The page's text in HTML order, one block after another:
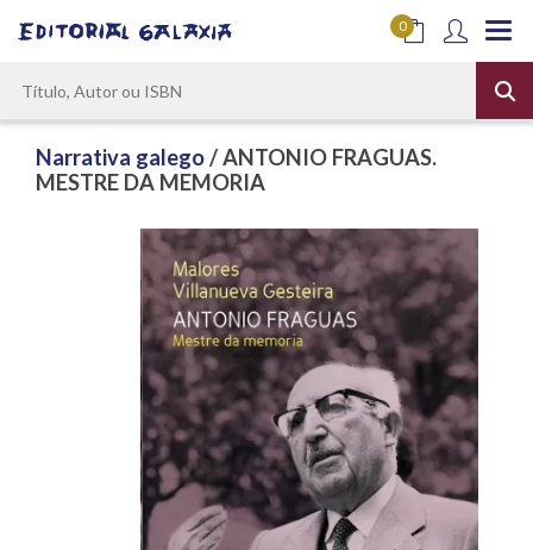
0
Narrativa galego/ ANTONIO FRAGUAS.
MESTRE DA MEMORIA